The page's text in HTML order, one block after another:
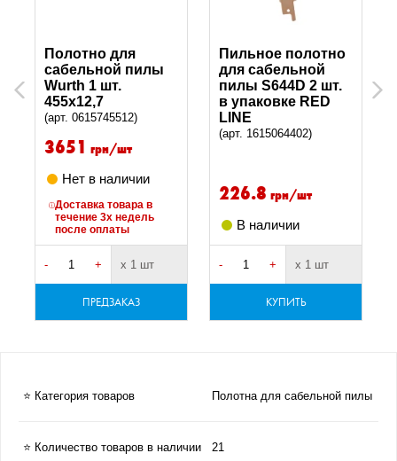
Previous
Полотно для
сабельной пилы
Wurth 1 шт.
455х12,7
(арт. 0615745512)
3651 грн/шт
Нет в наличии
Доставка товара в
течение 3х недель
после оплаты
- + х 1 шт
ПРЕДЗАКАЗ
Пильное полотно
для сабельной
пилы S644D 2 шт.
в упаковке RED
LINE
(арт. 1615064402)
226.8 грн/шт
В наличии
- + х 1 шт
КУПИТЬ
Next
⭐ Категория товаров Полотна для сабельной пилы
⭐ Количество товаров в наличии 21